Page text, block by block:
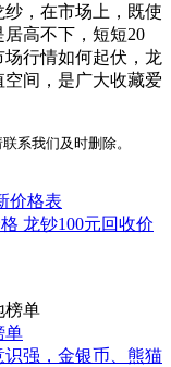
，在市场上，既使
高不下，短短20
行情如何起伏，龙
间，是广大收藏爱
系我们及时删除。
价格表
龙钞100元回收价
单
强，金银币、熊猫